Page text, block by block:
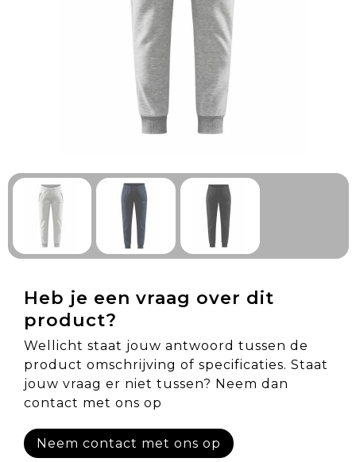
Technologie & Gadgets
Outdoor & Vrije tijd
Pennen & Schrijfwaren
Gezondheid & Welzijn
Eten & Drinken
Heb je een vraag over dit
product?
Wellicht staat jouw antwoord tussen de
product omschrijving of specificaties. Staat
jouw vraag er niet tussen? Neem dan
contact met ons op
Neem contact met ons op